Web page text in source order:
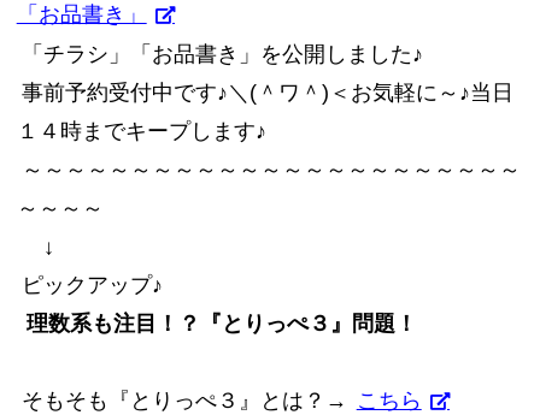
「お品書き」
「チラシ」「お品書き」を公開しました♪
事前予約受付中です♪＼(＾ワ＾)＜お気軽に～♪当日
１４時までキープします♪
～～～～～～～～～～～～～～～～～～～～～～～
～～～～
↓
ピックアップ♪
理数系も注目！？『とりっぺ３』問題！
そもそも『とりっぺ３』とは？→ こちら